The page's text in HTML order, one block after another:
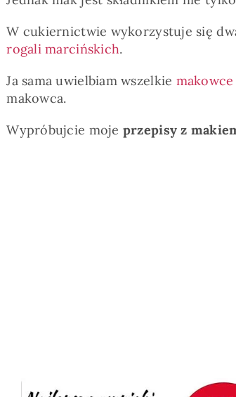
W cukiernictwie wykorzystuje się
rogali marcińskich.
Ja sama uwielbiam wszelkie makowce
makowca.
Wypróbujcie moje przepisy z